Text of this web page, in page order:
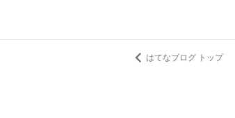
はてなブログ トップ